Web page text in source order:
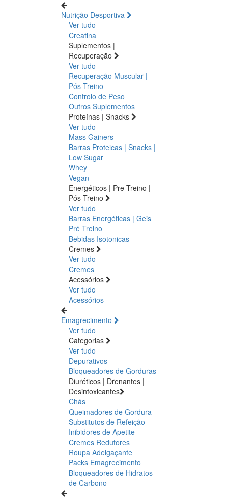
Nutrição Desportiva
Ver tudo
Creatina
Suplementos |
Recuperação
Ver tudo
Recuperação Muscular |
Pós Treino
Controlo de Peso
Outros Suplementos
Proteínas | Snacks
Ver tudo
Mass Gainers
Barras Proteicas | Snacks |
Low Sugar
Whey
Vegan
Energéticos | Pre Treino |
Pós Treino
Ver tudo
Barras Energéticas | Geis
Pré Treino
Bebidas Isotonicas
Cremes
Ver tudo
Cremes
Acessórios
Ver tudo
Acessórios
Emagrecimento
Ver tudo
Categorias
Ver tudo
Depurativos
Bloqueadores de Gorduras
Diuréticos | Drenantes |
Desintoxicantes
Chás
Queimadores de Gordura
Substitutos de Refeição
Inibidores de Apetite
Cremes Redutores
Roupa Adelgaçante
Packs Emagrecimento
Bloqueadores de Hidratos
de Carbono